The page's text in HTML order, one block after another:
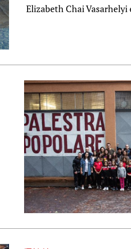
Elizabeth Chai Vasarhelyi